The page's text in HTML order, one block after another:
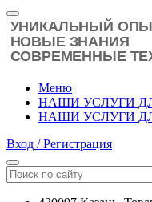
Меню
НАШИ УСЛУГИ
НАШИ УСЛУГИ
Вход / Регистрация